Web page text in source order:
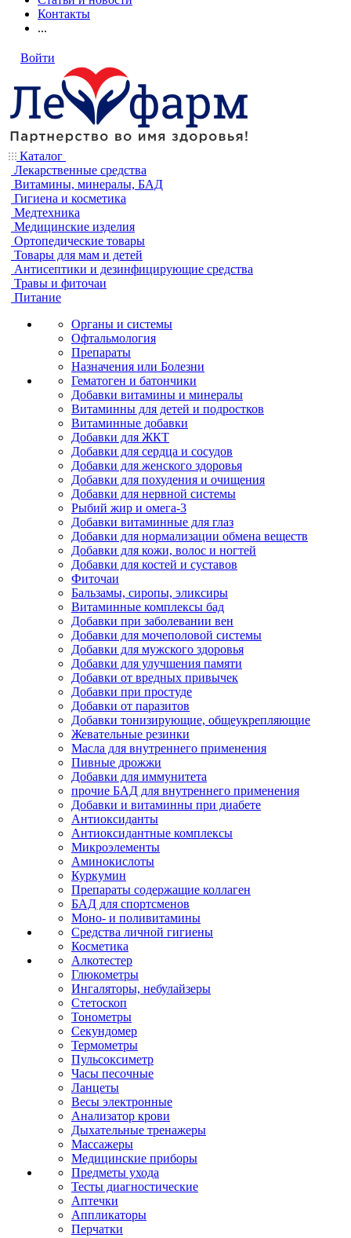
Контакты
...
Войти
Каталог
Лекарственные средства
Витамины, минералы, БАД
Гигиена и косметика
Медтехника
Медицинские изделия
Ортопедические товары
Товары для мам и детей
Антисептики и дезинфицирующие средства
Травы и фиточаи
Питание
Органы и системы
Офтальмология
Препараты
Назначения или Болезни
Гематоген и батончики
Добавки витамины и минералы
Витаминны для детей и подростков
Витаминные добавки
Добавки для ЖКТ
Добавки для сердца и сосудов
Добавки для женского здоровья
Добавки для похудения и очищения
Добавки для нервной системы
Рыбий жир и омега-3
Добавки витаминные для глаз
Добавки для нормализации обмена веществ
Добавки для кожи, волос и ногтей
Добавки для костей и суставов
Фиточаи
Бальзамы, сиропы, эликсиры
Витаминные комплексы бад
Добавки при заболевании вен
Добавки для мочеполовой системы
Добавки для мужского здоровья
Добавки для улучшения памяти
Добавки от вредных привычек
Добавки при простуде
Добавки от паразитов
Добавки тонизирующие, общеукрепляющие
Жевательные резинки
Масла для внутреннего применения
Пивные дрожжи
Добавки для иммунитета
прочие БАД для внутреннего применения
Добавки и витаминны при диабете
Антиоксиданты
Антиоксидантные комплексы
Микроэлементы
Аминокислоты
Куркумин
Препараты содержащие коллаген
БАД для спортсменов
Моно- и поливитамины
Средства личной гигиены
Косметика
Алкотестер
Глюкометры
Ингаляторы, небулайзеры
Стетоскоп
Тонометры
Секундомер
Термометры
Пульсоксиметр
Часы песочные
Ланцеты
Весы электронные
Анализатор крови
Дыхательные тренажеры
Массажеры
Медицинские приборы
Предметы ухода
Тесты диагностические
Аптечки
Аппликаторы
Перчатки